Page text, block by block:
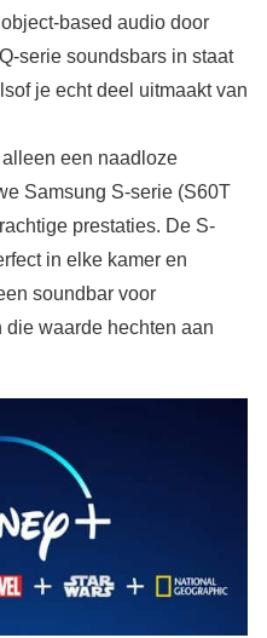
based audio door
serie soundsbars in staat
je echt deel uitmaakt van
een naadloze
Samsung S-serie (S60T
prestaties. De S-
in elke kamer en
soundbar voor
waarde hechten aan